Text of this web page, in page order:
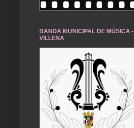
BANDA MUNICIPAL DE MÚSICA -
VILLENA